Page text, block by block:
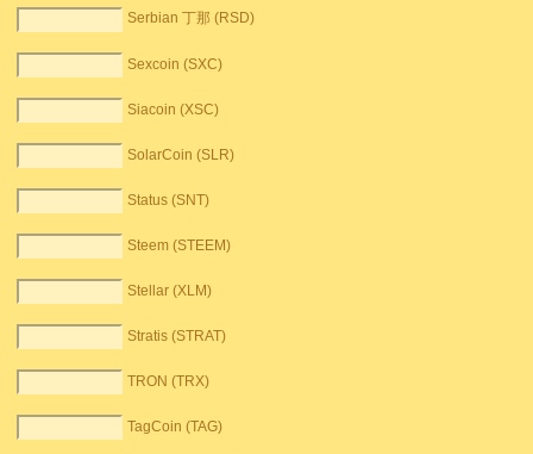
Serbian 丁那 (RSD)
Sexcoin (SXC)
Siacoin (XSC)
SolarCoin (SLR)
Status (SNT)
Steem (STEEM)
Stellar (XLM)
Stratis (STRAT)
TRON (TRX)
TagCoin (TAG)